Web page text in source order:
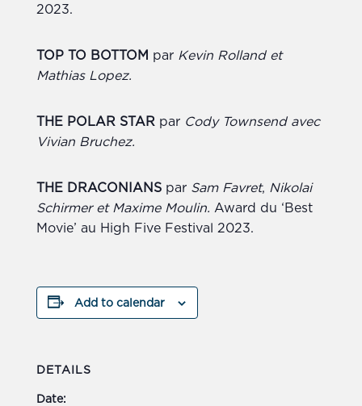
2023.
TOP TO BOTTOM parKevin Rolland et
Mathias Lopez.
THE POLAR STAR par Cody Townsend avec
Vivian Bruchez.
THE DRACONIANSpar Sam Favret, Nikolai
Schirmer et Maxime Moulin. Award du ‘Best
Movie’ au High Five Festival 2023.
Add to calendar
DETAILS
Date: